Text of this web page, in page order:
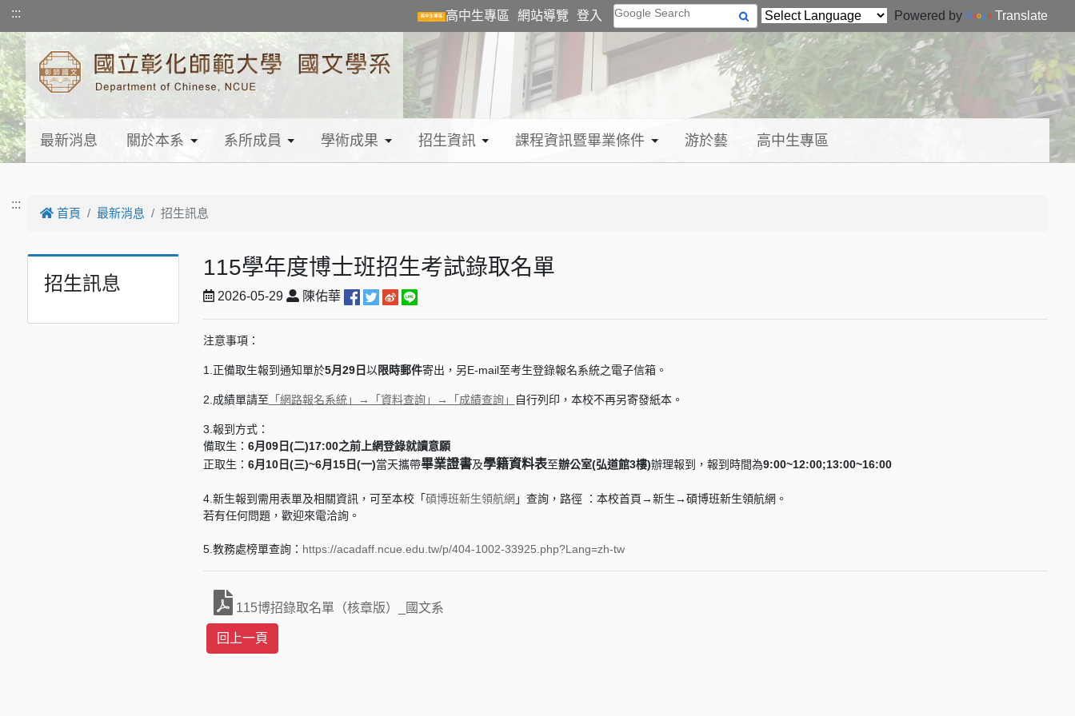
跳到主要內容
::: 高中生專區 網站導覽 登入 Google Search Powered by Translate
最新消息 關於本系 系所成員 學術成果 招生資訊 課程資訊暨畢業條件 游於藝 高中生專區
:::
首頁 最新消息 招生訊息
招生訊息
115學年度博士班招生考試錄取名單
2026-05-29 陳佑華
注意事項：
1.正備取生報到通知單於5月29日以限時郵件寄出，另E-mail至考生登錄報名系統之電子信箱。
2.成績單請至 「網路報名系統」→「資料查詢」→「成績查詢」 自行列印，本校不再另寄發紙本。
3.報到方式：
備取生： 6月09日(二)17:00之前上網登錄就讀意願
正取生： 6月10日(三)~6月15日(一)當天攜帶畢業證書及學籍資料表至辦公室(弘道館3樓)辦理報到，報到時間為9:00~12:00;13:00~16:00
4.新生報到需用表單及相關資訊，可至本校「碩博班新生領航網 」查詢，路徑 ：本校首頁→新生→碩博班新生領航網。
若有任何問題，歡迎來電洽詢。
5.教務處榜單查詢： https://acadaff.ncue.edu.tw/p/404-1002-33925.php?Lang=zh-tw
115博招錄取名單（核章版）_國文系